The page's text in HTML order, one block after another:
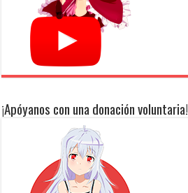
¡Apóyanos con una donación voluntaria!